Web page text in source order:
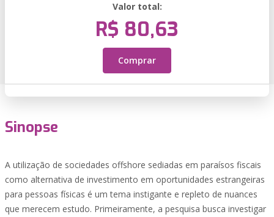
Valor total:
R$ 80,63
Comprar
Sinopse
A utilização de sociedades offshore sediadas em paraísos fiscais
como alternativa de investimento em oportunidades estrangeiras
para pessoas físicas é um tema instigante e repleto de nuances
que merecem estudo. Primeiramente, a pesquisa busca investigar